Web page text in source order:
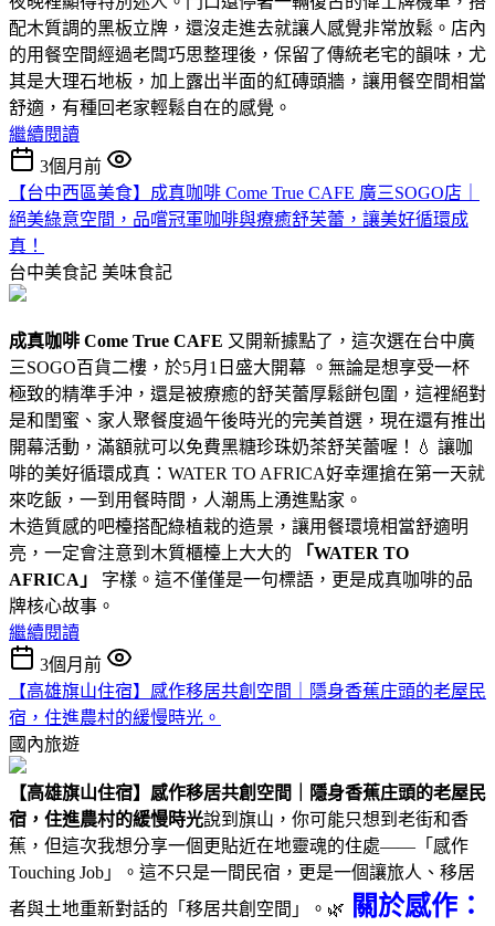
配木質調的黑板立牌，還沒走進去就讓人感覺非常放鬆。店內
的用餐空間經過老闆巧思整理後，保留了傳統老宅的韻味，尤
其是大理石地板，加上露出半面的紅磚頭牆，讓用餐空間相當
舒適，有種回老家輕鬆自在的感覺。
繼續閱讀
3個月前
【台中西區美食】成真咖啡 Come True CAFE 廣三SOGO店｜
絕美綠意空間，品嚐冠軍咖啡與療癒舒芙蕾，讓美好循環成
真！
台中美食記 美味食記
成真咖啡 Come True CAFE 又開新據點了，這次選在台中廣
三SOGO百貨二樓，於5月1日盛大開幕 。無論是想享受一杯
極致的精準手沖，還是被療癒的舒芙蕾厚鬆餅包圍，這裡絕對
是和閨蜜、家人聚餐度過午後時光的完美首選，現在還有推出
開幕活動，滿額就可以免費黑糖珍珠奶茶舒芙蕾喔！💧 讓咖
啡的美好循環成真：WATER TO AFRICA好幸運搶在第一天就
來吃飯，一到用餐時間，人潮馬上湧進點家。
木造質感的吧檯搭配綠植栽的造景，讓用餐環境相當舒適明
亮，一定會注意到木質櫃檯上大大的
「WATER TO
AFRICA」
字樣。這不僅僅是一句標語，更是成真咖啡的品
牌核心故事。
繼續閱讀
3個月前
【高雄旗山住宿】感作移居共創空間｜隱身香蕉庄頭的老屋民
宿，住進農村的緩慢時光。
國內旅遊
【高雄旗山住宿】感作移居共創空間｜隱身香蕉庄頭的老屋民
宿，住進農村的緩慢時光說到旗山，你可能只想到老街和香
蕉，但這次我想分享一個更貼近在地靈魂的住處——「感作
Touching Job」。這不只是一間民宿，更是一個讓旅人、移居
者與土地重新對話的「移居共創空間」。🌿
關於感作：